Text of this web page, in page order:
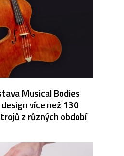
Musical Bodies
více než 130
z různých období